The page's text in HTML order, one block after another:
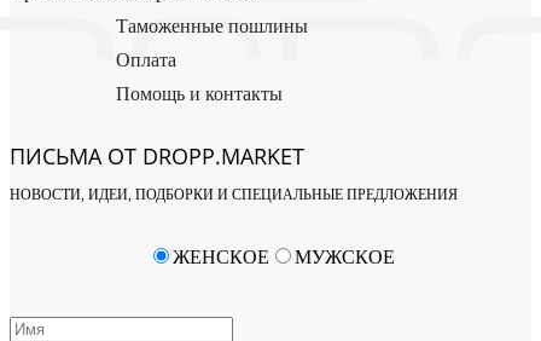
Таможенные пошлины
Оплата
Помощь и контакты
ПИСЬМА ОТ DROPP.MARKET
НОВОСТИ, ИДЕИ, ПОДБОРКИ И СПЕЦИАЛЬНЫЕ ПРЕДЛОЖЕНИЯ
ЖЕНСКОЕ МУЖСКОЕ